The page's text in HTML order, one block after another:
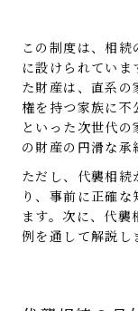
この制度は、相
に設けられてい
た財産は、直系
権を持つ家族に
といった次世代
の財産の円滑な承
ただし、代襲相
り、事前に正確
ます。次に、代
例を通して解説し